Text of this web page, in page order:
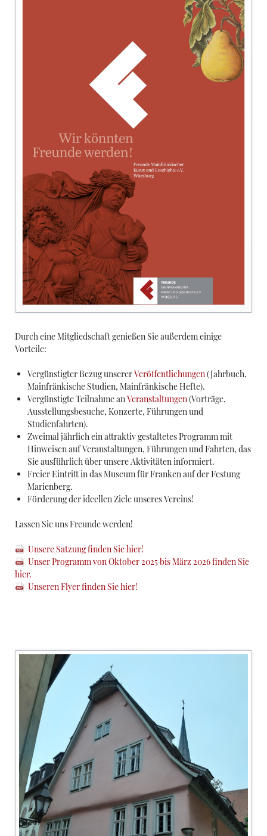
Durch eine Mitgliedschaft genießen Sie außerdem einige
Vorteile:
Vergünstigter Bezug unsererVeröffentlichungen(Jahrbuch,
Mainfränkische Studien, Mainfränkische Hefte).
Vergünstigte Teilnahme anVeranstaltungen(Vorträge,
Ausstellungsbesuche, Konzerte, Führungen und
Studienfahrten).
Zweimal jährlich ein attraktiv gestaltetes Programm mit
Hinweisen auf Veranstaltungen, Führungen und Fahrten, das
Sie ausführlich über unsere Aktivitäten informiert.
Freier Eintritt in das Museum für Franken auf der Festung
Marienberg.
Förderung der ideellen Ziele unseres Vereins!
Lassen Sie uns Freunde werden!
Unsere Satzung finden Sie hier!
Unser Programm von Oktober 2025 bis März 2026 finden Sie
hier.
Unseren Flyer finden Sie hier!